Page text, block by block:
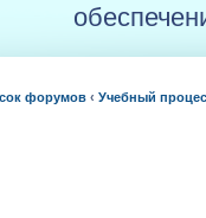
форумов ‹ Учебный